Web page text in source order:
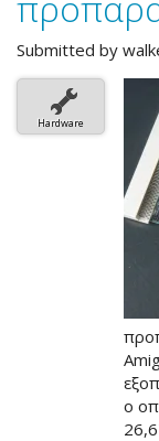
Submitted by
Hardware
ο